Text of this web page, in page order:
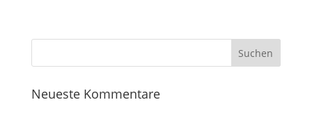
Neueste Kommentare